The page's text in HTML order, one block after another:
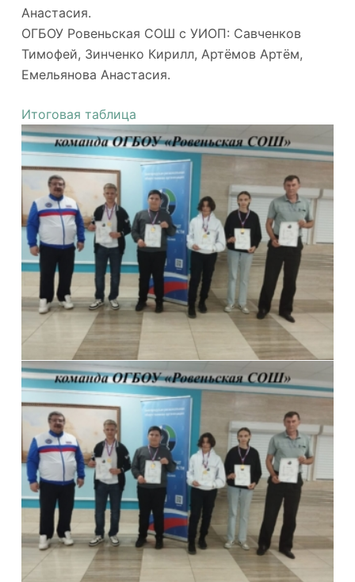
Анастасия.
ОГБОУ Ровеньская СОШ с УИОП: Савченков
Тимофей, Зинченко Кирилл, Артёмов Артём,
Емельянова Анастасия.
Итоговая таблица